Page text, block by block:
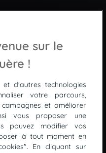
remparts
sur le
!
d'autres technologies
votre parcours,
et améliorer
vous proposer une
pouvez modifier vos
à tout moment en
En cliquant sur